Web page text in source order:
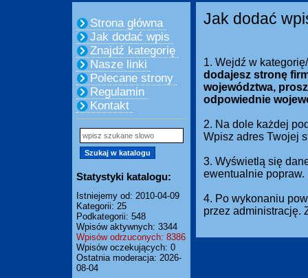
Strona główna
Jak dodać wpis
Znajdź kategorię
Nasze linki
Polecane strony
Regulamin
Kontakt
Statystyki katalogu:
Istniejemy od: 2010-04-09
Kategorii: 25
Podkategorii: 548
Wpisów aktywnych: 3344
Wpisów odrzuconych: 8386
Wpisów oczekujących: 0
Ostatnia moderacja: 2026-
08-04
Jak dodać
1. Wejdź w
dodajesz stronę
województwa,
odpowiednie
2. Na dole każdej
Wpisz adres Twojej
3. Wyświetlą się
ewentualnie popraw.
4. Po wykonaniu
przez administrację.